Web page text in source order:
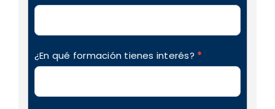
¿En qué formación tienes interés? *